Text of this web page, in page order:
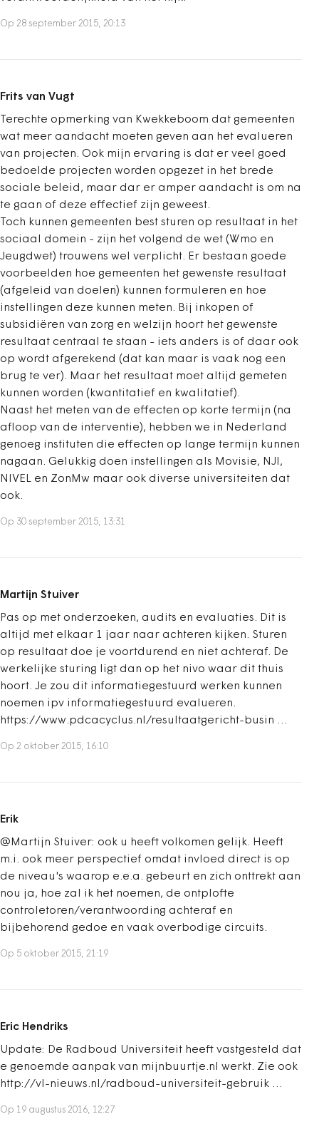
Op 28 september 2015, 20:13
Frits van Vugt
Terechte opmerking van Kwekkeboom dat gemeenten
wat meer aandacht moeten geven aan het evalueren
van projecten. Ook mijn ervaring is dat er veel goed
bedoelde projecten worden opgezet in het brede
sociale beleid, maar dar er amper aandacht is om na
te gaan of deze effectief zijn geweest.
Toch kunnen gemeenten best sturen op resultaat in het
sociaal domein - zijn het volgend de wet (Wmo en
Jeugdwet) trouwens wel verplicht. Er bestaan goede
voorbeelden hoe gemeenten het gewenste resultaat
(afgeleid van doelen) kunnen formuleren en hoe
instellingen deze kunnen meten. Bij inkopen of
subsidiëren van zorg en welzijn hoort het gewenste
resultaat centraal te staan - iets anders is of daar ook
op wordt afgerekend (dat kan maar is vaak nog een
brug te ver). Maar het resultaat moet altijd gemeten
kunnen worden (kwantitatief en kwalitatief).
Naast het meten van de effecten op korte termijn (na
afloop van de interventie), hebben we in Nederland
genoeg instituten die effecten op lange termijn kunnen
nagaan. Gelukkig doen instellingen als Movisie, NJI,
NIVEL en ZonMw maar ook diverse universiteiten dat
ook.
Op 30 september 2015, 13:31
Martijn Stuiver
Pas op met onderzoeken, audits en evaluaties. Dit is
altijd met elkaar 1 jaar naar achteren kijken. Sturen
op resultaat doe je voortdurend en niet achteraf. De
werkelijke sturing ligt dan op het nivo waar dit thuis
hoort. Je zou dit informatiegestuurd werken kunnen
noemen ipv informatiegestuurd evalueren.
https://www.pdcacyclus.nl/resultaatgericht-busin …
Op 2 oktober 2015, 16:10
Erik
@Martijn Stuiver: ook u heeft volkomen gelijk. Heeft
m.i. ook meer perspectief omdat invloed direct is op
de niveau's waarop e.e.a. gebeurt en zich onttrekt aan
nou ja, hoe zal ik het noemen, de ontplofte
controletoren/verantwoording achteraf en
bijbehorend gedoe en vaak overbodige circuits.
Op 5 oktober 2015, 21:19
Eric Hendriks
Update: De Radboud Universiteit heeft vastgesteld dat
e genoemde aanpak van mijnbuurtje.nl werkt. Zie ook
http://vl-nieuws.nl/radboud-universiteit-gebruik …
Op 19 augustus 2016, 12:27